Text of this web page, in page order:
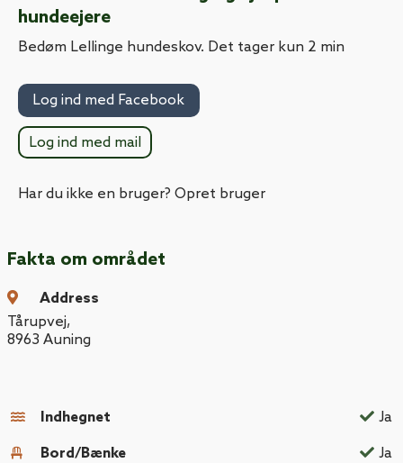
hundeejere
Bedøm Lellinge hundeskov. Det tager kun 2 min
Log ind med Facebook
Log ind med mail
Har du ikke en bruger? Opret bruger
Fakta om området
Address
Tårupvej,
8963 Auning
Indhegnet Ja
Bord/Bænke Ja